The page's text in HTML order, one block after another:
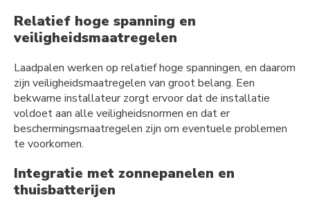
Relatief hoge spanning en
veiligheidsmaatregelen
Laadpalen werken op relatief hoge spanningen, en daarom
zijn veiligheidsmaatregelen van groot belang. Een
bekwame installateur zorgt ervoor dat de installatie
voldoet aan alle veiligheidsnormen en dat er
beschermingsmaatregelen zijn om eventuele problemen
te voorkomen.
Integratie met zonnepanelen en
thuisbatterijen